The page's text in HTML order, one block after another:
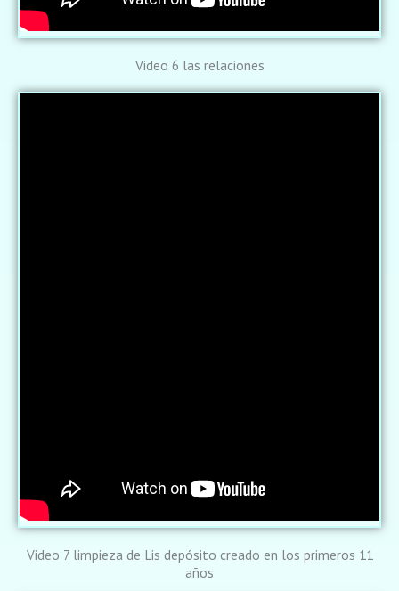
Video 6 las relaciones
Video 7 limpieza de Lis depósito creado en los primeros 11
años